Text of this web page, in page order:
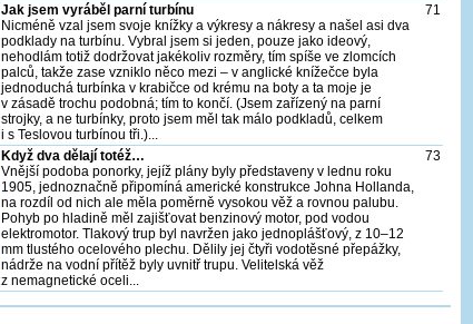
Jak jsem vyráběl parní turbínu
Nicméně vzal jsem svoje knížky a výkresy a nákresy a našel asi dva
podklady na turbínu. Vybral jsem si jeden, pouze jako ideový,
nehodlám totiž dodržovat jakékoliv rozměry, tím spíše ve zlomcích
palců, takže zase vzniklo něco mezi – v anglické knížečce byla
jednoduchá turbínka v krabičce od krému na boty a ta moje je
v zásadě trochu podobná; tím to končí. (Jsem zařízený na parní
strojky, a ne turbínky, proto jsem měl tak málo podkladů, celkem
i s Teslovou turbínou tři.)...
71
Když dva dělají totéž…
Vnější podoba ponorky, jejíž plány byly představeny v lednu roku
1905, jednoznačně připomíná americké konstrukce Johna Hollanda,
na rozdíl od nich ale měla poměrně vysokou věž a rovnou palubu.
Pohyb po hladině měl zajišťovat benzinový motor, pod vodou
elektromotor. Tlakový trup byl navržen jako jednoplášťový, z 10–12
mm tlustého ocelového plechu. Dělily jej čtyři vodotěsné přepážky,
nádrže na vodní přítěž byly uvnitř trupu. Velitelská věž
z nemagnetické oceli...
73